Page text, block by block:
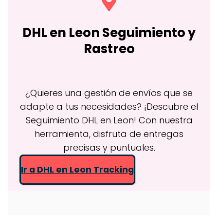
DHL en LeonSeguimiento y
Rastreo
¿Quieres una gestión de envíos que se
adapte a tus necesidades? ¡Descubre el
Seguimiento DHL en Leon! Con nuestra
herramienta, disfruta de entregas
precisas y puntuales.
Ir a DHL en Leon Tracking